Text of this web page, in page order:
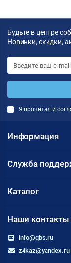
Будьте в центре
Новинки, скидки,
Я прочитал и
Информация
Служба
Каталог
Наши контакты
info@qbs.ru
z4kaz@yandex.ru